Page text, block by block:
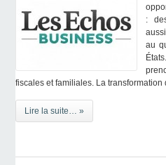
:
au
fiscales et familiales. La transformation
Lire la suite… »